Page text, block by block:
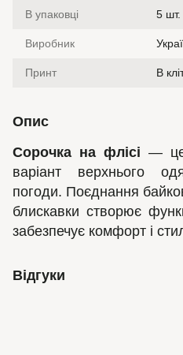
В упаковці 5 шт.
Виробник
Принт В
Опис
Сорочка на флісі — це
варіант верхнього
погоди. Поєднання
блискавки створює
забезпечує комфорт і
Відгуки